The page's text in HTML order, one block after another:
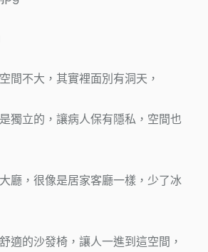
間不大，其實裡面別有洞天，
獨立的，讓病人保有隱私，空間也
廳，很像是居家客廳一樣，少了冰
適的沙發椅，讓人一進到這空間，